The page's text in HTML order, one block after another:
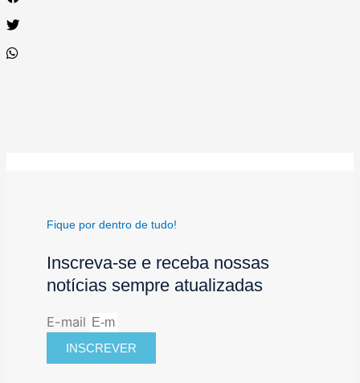
Fique por dentro de tudo!
Inscreva-se e receba nossas
notícias sempre atualizadas
E-mail
INSCREVER